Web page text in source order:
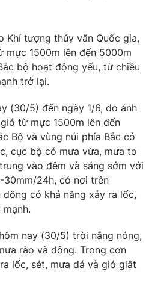
Khí tượng thủy văn Quốc gia,
mực 1500m lên đến 5000m
bộ hoạt động yếu, từ chiều
trở lại.
(30/5) đến ngày 1/6, do ảnh
từ mực 1500m lên đến
Bộ và vùng núi phía Bắc có
cục bộ có mưa vừa, mưa to
vào đêm và sáng sớm với
30mm/24h, có nơi trên
có khả năng xảy ra lốc,
nay (30/5) trời nắng nóng,
rào và dông. Trong cơn
lốc, sét, mưa đá và gió giật